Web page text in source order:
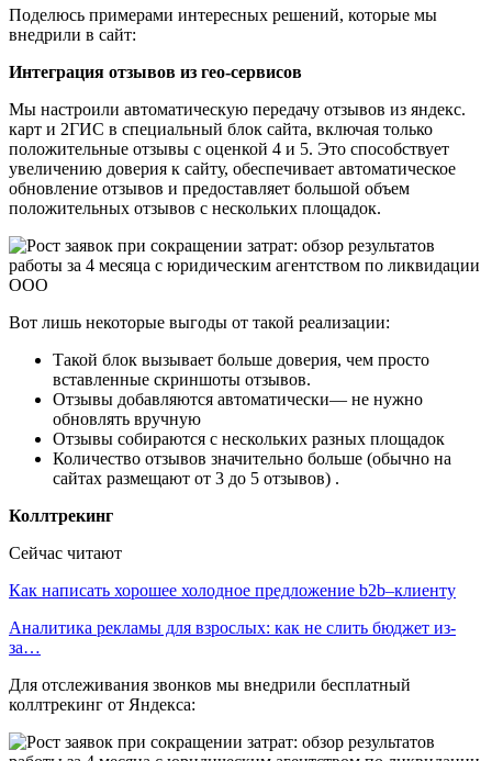
Поделюсь примерами интересных решений, которые мы
внедрили в сайт:
Интеграция отзывов из гео-сервисов
Мы настроили автоматическую передачу отзывов из яндекс.
карт и 2ГИС в специальный блок сайта, включая только
положительные отзывы с оценкой 4 и 5. Это способствует
увеличению доверия к сайту, обеспечивает автоматическое
обновление отзывов и предоставляет большой объем
положительных отзывов с нескольких площадок.
Вот лишь некоторые выгоды от такой реализации:
Такой блок вызывает больше доверия, чем просто
вставленные скриншоты отзывов.
Отзывы добавляются автоматически— не нужно
обновлять вручную
Отзывы собираются с нескольких разных площадок
Количество отзывов значительно больше (обычно на
сайтах размещают от 3 до 5 отзывов) .
Коллтрекинг
Сейчас читают
Как написать хорошее холодное предложение b2b–клиенту
Аналитика рекламы для взрослых: как не слить бюджет из-
за…
Для отслеживания звонков мы внедрили бесплатный
коллтрекинг от Яндекса: